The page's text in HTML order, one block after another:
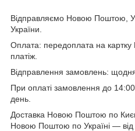
Відправляємо Новою Поштою,
України.
Оплата: передоплата на картку
платіж.
Відправлення замовлень:
При оплаті замовлення до
день.
Доставка Новою Поштою по
Новою Поштою по Україні —